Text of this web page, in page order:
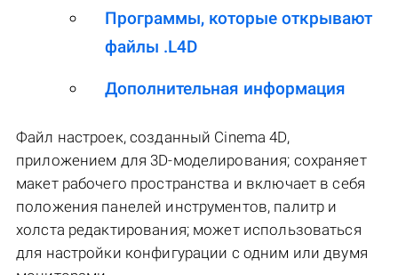
Программы, которые открывают
файлы .L4D
Дополнительная информация
Файл настроек, созданный Cinema 4D,
приложением для 3D-моделирования; сохраняет
макет рабочего пространства и включает в себя
положения панелей инструментов, палитр и
холста редактирования; может использоваться
для настройки конфигурации с одним или двумя